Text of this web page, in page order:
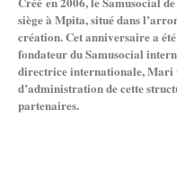
siège à Mpita, situé dans
création. Cet anniversaire a
fondateur du Samusocial
directrice internationale, Mari
d’administration de cette
partenaires.